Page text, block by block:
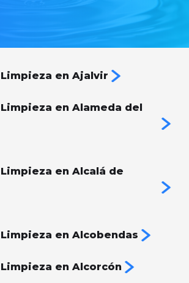
en Ajalvir
en Alameda del
en Alcalá de
en Alcobendas
en Alcorcón